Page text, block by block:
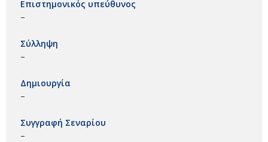
Επιστημονικός υπεύθυνος
–
Σύλληψη
–
Δημιουργία
–
Συγγραφή Σεναρίου
–